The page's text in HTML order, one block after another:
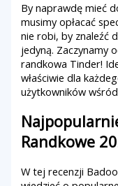
By naprawdę mieć
musimy opłacać
nie robi, by znaleźć
jedyną. Zaczynamy
randkowa Tinder!
właściwie dla
użytkowników
Randkowe
W tej recenzji